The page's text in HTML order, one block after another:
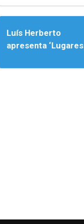
Assunção
Luís Herberto
apresenta ‘Lugares